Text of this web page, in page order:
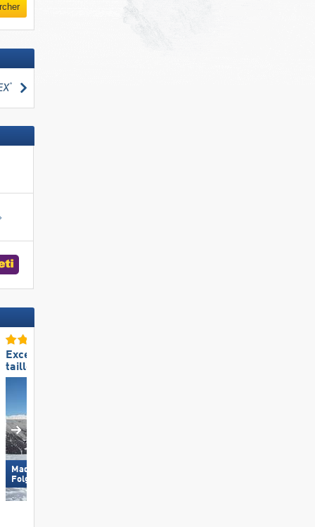
Rechercher
Excellente
taille de domaine skiable
Madonna di Campiglio/​Pinzolo/​
Folgàrida/​Marilleva